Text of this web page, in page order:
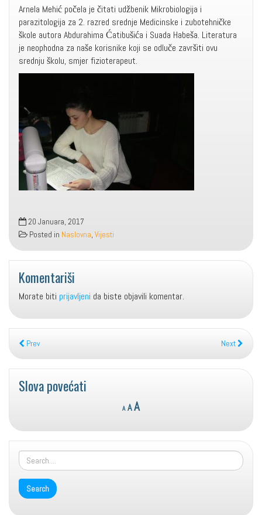
Arnela Mehić počela je čitati udžbenik Mikrobiologija i
parazitologija za 2. razred srednje Medicinske i zubotehničke
škole autora Abdurahima Ćatibušića i Suada Habeša. Literatura
je neophodna za naše korisnike koji se odluče završiti ovu
srednju školu, smjer fizioterapeut.
20 Januara, 2017
Posted in Naslovna, Vijesti
Komentariši
Morate biti prijavljeni da biste objavili komentar.
Prev Next
Slova povećati
A
Decrease
font
A Reset
size.
AIncrease
size.